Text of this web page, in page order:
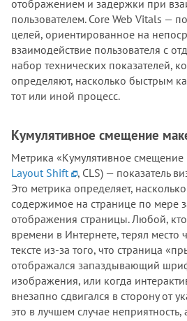
отображением и задержки при
пользователем. Core Web Vitals —
целей, ориентированное на
взаимодействие пользователя с
набор технических показателей,
определяют, насколько быстрым
тот или иной процесс.
Кумулятивное смещение
Метрика «Кумулятивное смещение
Layout Shift
, CLS) — показатель
Это метрика определяет,
содержимое на странице по мере
отображения страницы. Любой,
времени в Интернете, терял место
тексте из-за того, что страница
отображался запаздывающий
изображения, или когда
внезапно сдвигался в сторону от
это в лучшем случае